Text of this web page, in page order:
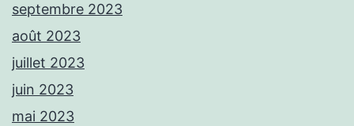
septembre 2023
août 2023
juillet 2023
juin 2023
mai 2023